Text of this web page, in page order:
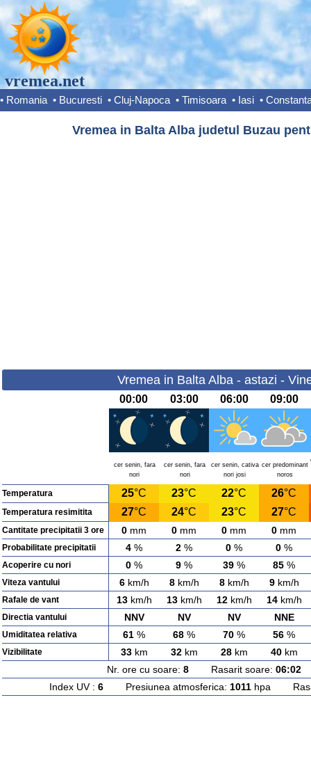
vremea.net
• Romania • Bucuresti • Cluj-Napoca • Timisoara • Iasi •
Vremea in Balta Alba judetul Buzau
Vremea in Balta Alba - astazi -
00:00 03:00 06:00 09:00
cer senin, fara
nori
cer senin, fara
nori
cer senin, cativa
nori josi
cer predominant
noros
Temperatura 25°C 23°C 22°C 26°C
Temperatura resimitita 27°C 24°C 23°C 27°C
Cantitate precipitatii 3 ore 0 mm 0 mm 0 mm 0 mm
Probabilitate precipitatii 4 % 2 % 0 % 0 %
Acoperire cu nori 0 % 9 % 39 % 85 %
Viteza vantului 6km/h 8km/h 8km/h 9km/h
Rafale de vant 13km/h 13km/h 12km/h 14km/h
Directia vantului NNV NV NV NNE
Umiditatea relativa 61 % 68 % 70 % 56 %
Vizibilitate 33km 32km 28km 40km
Nr. ore cu soare: 8Rasarit soare: 06:02
Index UV : 6Presiunea atmosferica: 1011hpa